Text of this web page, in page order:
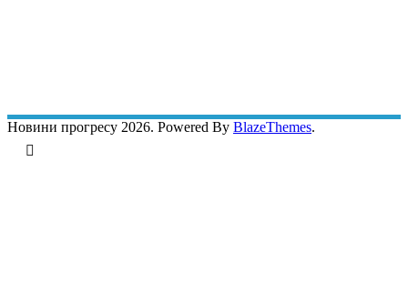
Новини прогресу 2026. Powered By BlazeThemes.